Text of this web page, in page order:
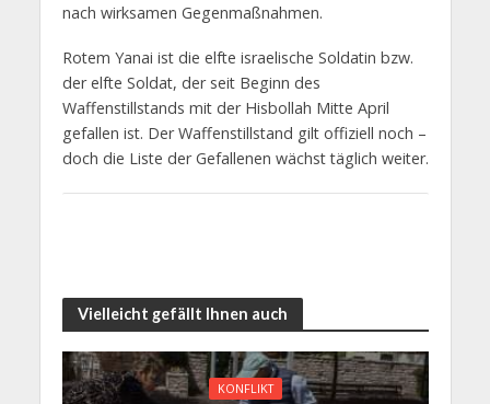
nach wirksamen Gegenmaßnahmen.
Rotem Yanai ist die elfte israelische Soldatin bzw.
der elfte Soldat, der seit Beginn des
Waffenstillstands mit der Hisbollah Mitte April
gefallen ist. Der Waffenstillstand gilt offiziell noch –
doch die Liste der Gefallenen wächst täglich weiter.
Vielleicht gefällt Ihnen auch
KONFLIKT